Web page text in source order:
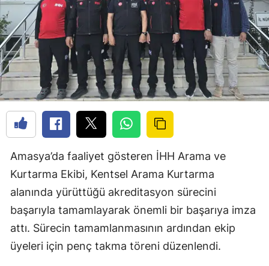
Amasya’da faaliyet gösteren İHH Arama ve
Kurtarma Ekibi, Kentsel Arama Kurtarma
alanında yürüttüğü akreditasyon sürecini
başarıyla tamamlayarak önemli bir başarıya imza
attı. Sürecin tamamlanmasının ardından ekip
üyeleri için penç takma töreni düzenlendi.